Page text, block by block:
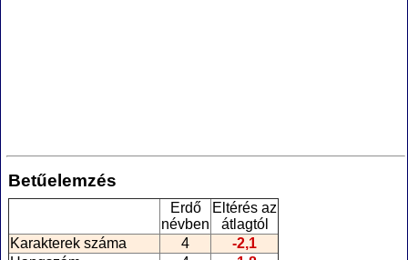
Betűelemzés
Erdő
névben
Eltérés az
átlagtól
Karakterek száma
4
-2,1